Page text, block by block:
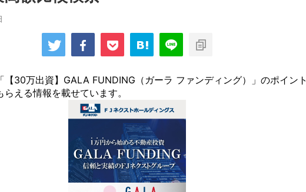
【30万出資】GALA FUNDING（ガーラ ファンディング）」のポイント
える情報を載せています。